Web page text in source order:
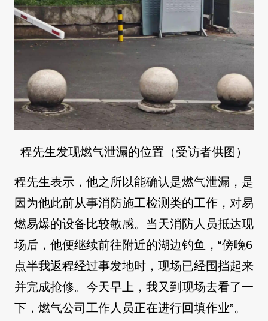
程先生发现燃气泄漏的位置（受访者供图）
程先生表示，他之所以能确认是燃气泄漏，是
因为他此前从事消防施工检测类的工作，对易
燃易爆的设备比较敏感。当天消防人员抵达现
场后，他便继续前往附近的湖边钓鱼，“傍晚6
点半我返程经过事发地时，现场已经围挡起来
并完成抢修。今天早上，我又到现场去看了一
下，燃气公司工作人员正在进行回填作业”。